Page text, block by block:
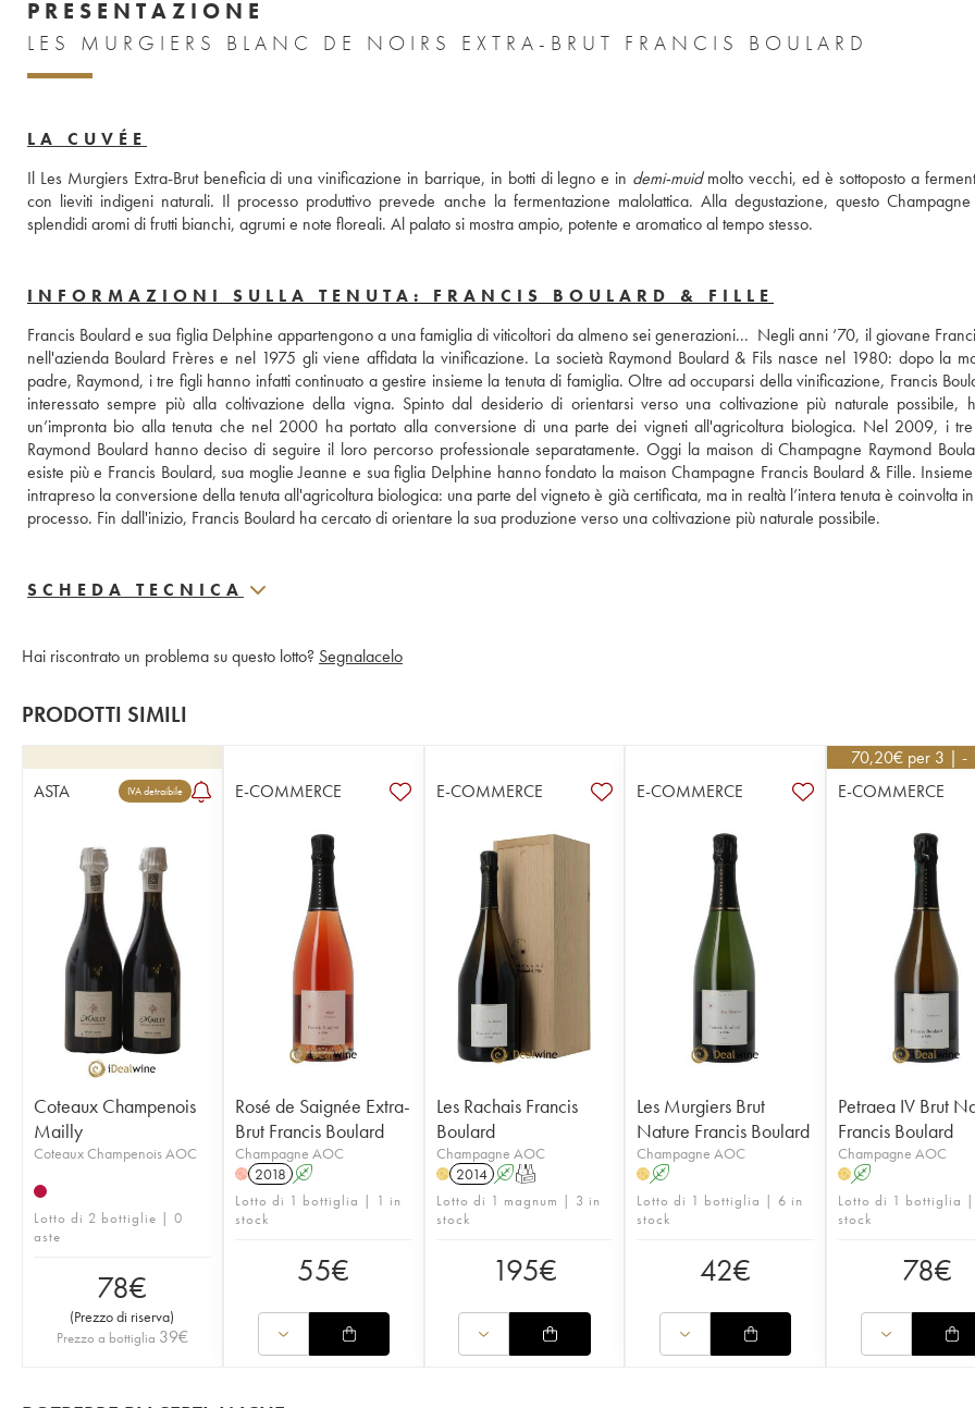
PRESENTAZIONE
LES MURGIERS BLANC DE NOIRS EXTRA-BRUT FRANCIS BOULARD
LA CUVÉE
Il Les Murgiers Extra-Brut beneficia di una vinificazione in barrique, in botti di legno e in demi-muid molto vecchi, ed è sottoposto a
con lieviti indigeni naturali. Il processo produttivo prevede anche la fermentazione malolattica. Alla degustazione, questo
splendidi aromi di frutti bianchi, agrumi e note floreali. Al palato si mostra ampio, potente e aromatico al tempo stesso.
INFORMAZIONI SULLA TENUTA: FRANCIS BOULARD & FILLE
Francis Boulard e sua figlia Delphine appartengono a una famiglia di viticoltori da almeno sei generazioni...  Negli anni ‘70, il giovane
nell'azienda Boulard Frères e nel 1975 gli viene affidata la vinificazione. La società Raymond Boulard & Fils nasce nel 1980: dopo la
padre, Raymond, i tre figli hanno infatti continuato a gestire insieme la tenuta di famiglia. Oltre ad occuparsi della vinificazione, Francis
interessato sempre più alla coltivazione della vigna. Spinto dal desiderio di orientarsi verso una coltivazione più naturale possibile,
un’impronta bio alla tenuta che nel 2000 ha portato alla conversione di una parte dei vigneti all'agricoltura biologica. Nel 2009, i
Raymond Boulard hanno deciso di seguire il loro percorso professionale separatamente. Oggi la maison di Champagne Raymond
esiste più e Francis Boulard, sua moglie Jeanne e sua figlia Delphine hanno fondato la maison Champagne Francis Boulard & Fille.
intrapreso la conversione della tenuta all'agricoltura biologica: una parte del vigneto è già certificata, ma in realtà l’intera tenuta è coinvolta
processo. Fin dall'inizio, Francis Boulard ha cercato di orientare la sua produzione verso una coltivazione più naturale possibile.
SCHEDA TECNICA
Hai riscontrato un problema su questo lotto? Segnalacelo
PRODOTTI SIMILI
ASTA IVA detraibile
Coteaux Champenois
Mailly
Coteaux Champenois AOC
Lotto di 2 bottiglie | 0
aste
78€
(Prezzo di riserva)
Prezzo a bottiglia 39€
E-COMMERCE
Rosé de Saignée Extra-
Brut Francis Boulard
Champagne AOC
H 2018 A
Lotto di 1 bottiglia | 1 in
stock
55€
E-COMMERCE
Les Rachais Francis
Boulard
Champagne AOC
H 2014 AT
Lotto di 1 magnum | 3 in
stock
195€
E-COMMERCE
Les Murgiers Brut
Nature Francis Boulard
Champagne AOC
H A
Lotto di 1 bottiglia | 6 in
stock
42€
70,20€ per 3 | -
E-COMMERCE
Petraea IV Brut
Francis Boulard
Champagne AOC
H A
Lotto di 1 bottiglia
stock
78€